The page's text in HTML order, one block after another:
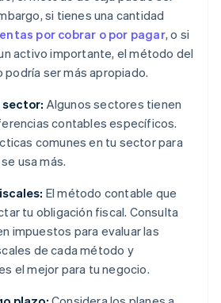
si tienes una cantidad
por cobrar o por pagar, o si
activo importante, el método del
ser más apropiado.
Algunos sectores tienen
contables específicos.
comunes en tu sector para
usa más.
El método contable que
tu obligación fiscal. Consulta
impuestos para evaluar las
de cada método y
el mejor para tu negocio.